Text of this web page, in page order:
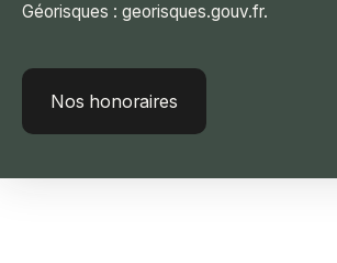
Géorisques : georisques.gouv.fr.
Nos honoraires